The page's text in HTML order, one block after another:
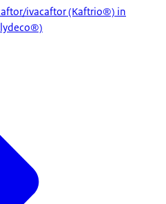
ivacaftor (Kaftrio®) in